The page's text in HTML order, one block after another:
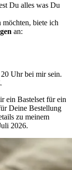
Du alles was Du
biete ich
an:
Uhr bei mir sein.
ein Bastelset für ein
Deine Bestellung
zu meinem
2026.